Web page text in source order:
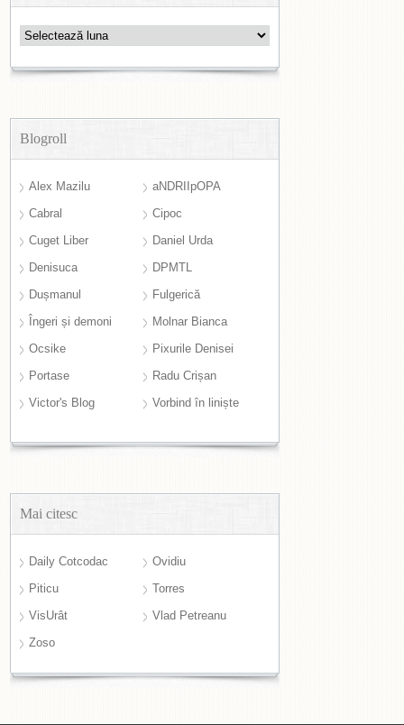
Arhive
Blogroll
Alex Mazilu
aNDRIIpOPA
Cabral
Cipoc
Cuget Liber
Daniel Urda
Denisuca
DPMTL
Dușmanul
Fulgerică
Îngeri și demoni
Molnar Bianca
Ocsike
Pixurile Denisei
Portase
Radu Crișan
Victor's Blog
Vorbind în liniște
Mai citesc
Daily Cotcodac
Ovidiu
Piticu
Torres
VisUrât
Vlad Petreanu
Zoso